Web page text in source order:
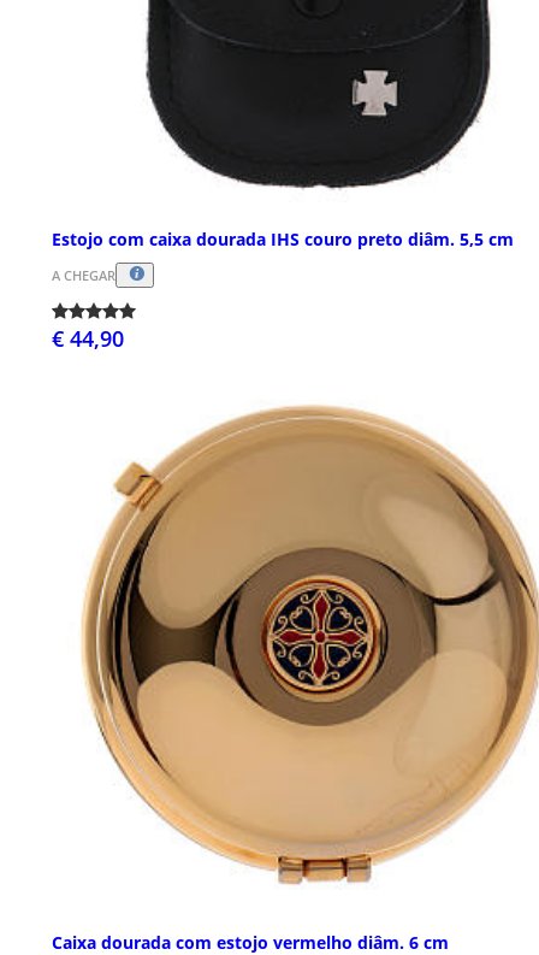
Estojo com caixa dourada IHS couro preto diâm. 5,5 cm
A CHEGAR
€ 44,90
Caixa dourada com estojo vermelho diâm. 6 cm